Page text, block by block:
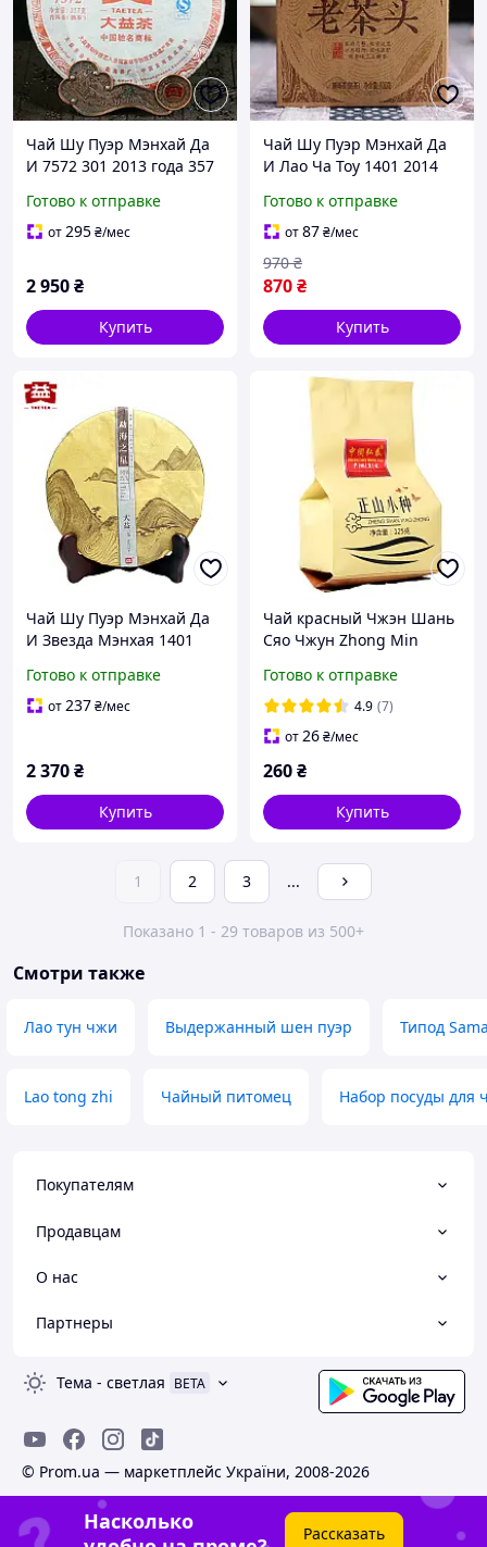
Чай Шу Пуэр Мэнхай Да
И 7572 301 2013 года 357
Готово к отправке
от295₴/мес
2 950₴
Купить
Чай Шу Пуэр Мэнхай Да
И Лао Ча Тоу 1401 2014
Готово к отправке
от87₴/мес
870₴
970 ₴
Купить
Чай Шу Пуэр Мэнхай Да
И Звезда Мэнхая 1401
Готово к отправке
от237₴/мес
2 370₴
Купить
Чай красный Чжэн Шань
Сяо Чжун Zhong Min
Готово к отправке
4.9 (7)
от26₴/мес
260₴
Купить
1 2 3 ...
Показано 1 - 29 товаров из 500+
Смотри также
Лао тун чжи Выдержанный шен пуэр Типод
Lao tong zhi Чайный питомец Набор посуды для
Покупателям
Продавцам
О нас
Партнеры
Тема - светлая BETA
© Prom.ua — маркетплейс України, 2008-2026
Насколько
Рассказать